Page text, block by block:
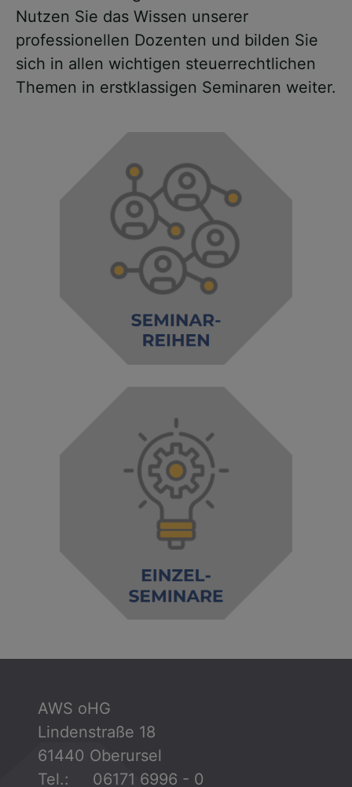
Nutzen Sie das Wissen unserer
professionellen Dozenten und bilden Sie
sich in allen wichtigen steuerrechtlichen
Themen in erstklassigen Seminaren weiter.
AWS oHG
Lindenstraße 18
61440 Oberursel
Tel.: 06171 6996 - 0